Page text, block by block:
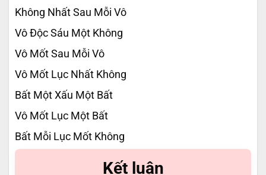
Không Nhất Sau Mỗi Vô
Vô Độc Sáu Một Không
Vô Mốt Sau Mỗi Vô
Vô Mốt Lục Nhất Không
Bất Một Xấu Một Bất
Vô Mốt Lục Một Bất
Bất Mỗi Lục Mốt Không
Kết luận